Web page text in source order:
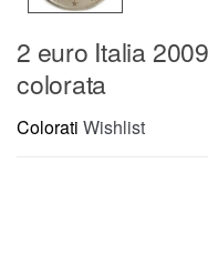
2 euro Italia
colorata
Colorati Wishlist